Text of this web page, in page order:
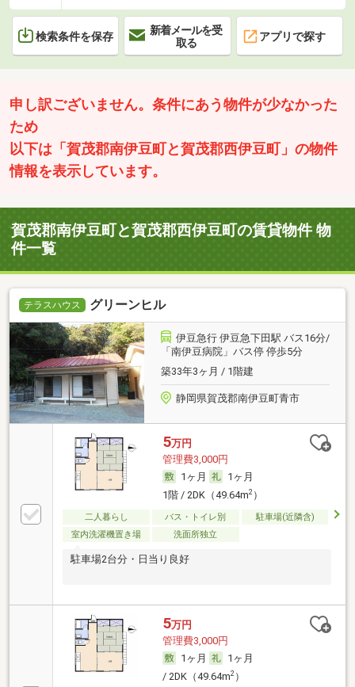
検索条件を保存
新着メールを受
取る
アプリで探す
申し訳ございません。条件にあう物件が少なかった
ため
以下は「賀茂郡南伊豆町と賀茂郡西伊豆町」の物件
情報を表示しています。
賀茂郡南伊豆町と賀茂郡西伊豆町の賃貸物件 物
件一覧
テラスハウス グリーンヒル
伊豆急行 伊豆急下田駅 バス16分/
「南伊豆病院」バス停 停歩5分
築33年3ヶ月 / 1階建
静岡県賀茂郡南伊豆町青市
5万円
管理費3,000円
1ヶ月
1ヶ月
1階 / 2DK（49.64m2）
二人暮らし バス・トイレ別
駐車場(近隣含)
室内洗濯機置き場
洗面所独立
駐車場2台分・日当り良好
5万円
管理費3,000円
1ヶ月
1ヶ月
/ 2DK（49.64m2）